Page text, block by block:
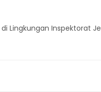
Lingkungan Inspektorat